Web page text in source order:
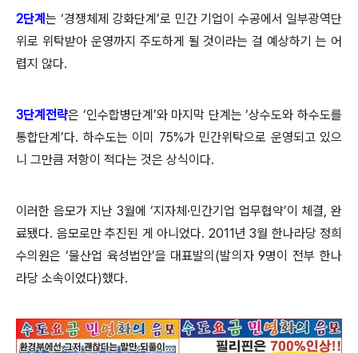
2단계 는 ‘경쟁체제 강화단계’로 민간 기업이 수공에서 일부광역단
위로 위탁받아 운영까지 주도하게 될 것이라는 걸 예상하기 는 어
렵지 않다.
3단계전략은 ‘인수합병단계’와 마지막 단계는 ‘상수도와 하수도를
통합단계’다. 하수도는 이미 75%가 민간위탁으로 운영되고 있으
니 그만큼 저항이 적다는 것은 상식이다.
이러한 음모가 지난 3월에 ‘지자체·민간기업 업무협약’이 체결, 완
료됐다. 음모로만 추진된 게 아니었다. 2011년 3월 한나라당 정희
수의원은 ‘물산업 육성법안’을 대표발의(발의자 9명이 전부 한나
라당 소속이었다)했다.